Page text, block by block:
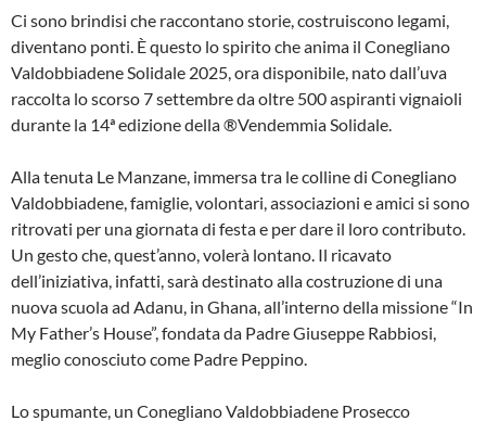
Ci sono brindisi che raccontano storie, costruiscono legami,
diventano ponti. È questo lo spirito che anima il Conegliano
Valdobbiadene Solidale 2025, ora disponibile, nato dall’uva
raccolta lo scorso 7 settembre da oltre 500 aspiranti vignaioli
durante la 14ª edizione della ®Vendemmia Solidale.
Alla tenuta Le Manzane, immersa tra le colline di Conegliano
Valdobbiadene, famiglie, volontari, associazioni e amici si sono
ritrovati per una giornata di festa e per dare il loro contributo.
Un gesto che, quest’anno, volerà lontano. Il ricavato
dell’iniziativa, infatti, sarà destinato alla costruzione di una
nuova scuola ad Adanu, in Ghana, all’interno della missione “In
My Father’s House”, fondata da Padre Giuseppe Rabbiosi,
meglio conosciuto come Padre Peppino.
Lo spumante, un Conegliano Valdobbiadene Prosecco